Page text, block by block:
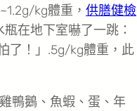
kg體重， 供膳健檢
在地下室嚇了一跳：
了！」.5g/kg體重，此
鴨鵝、魚蝦、蛋、年